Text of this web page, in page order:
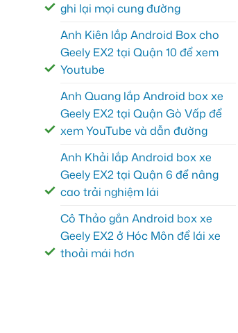
ghi lại mọi cung đường
Anh Kiên lắp Android Box cho
Geely EX2 tại Quận 10 để xem
Youtube
Anh Quang lắp Android box xe
Geely EX2 tại Quận Gò Vấp để
xem YouTube và dẫn đường
Anh Khải lắp Android box xe
Geely EX2 tại Quận 6 để nâng
cao trải nghiệm lái
Cô Thảo gắn Android box xe
Geely EX2 ở Hóc Môn để lái xe
thoải mái hơn